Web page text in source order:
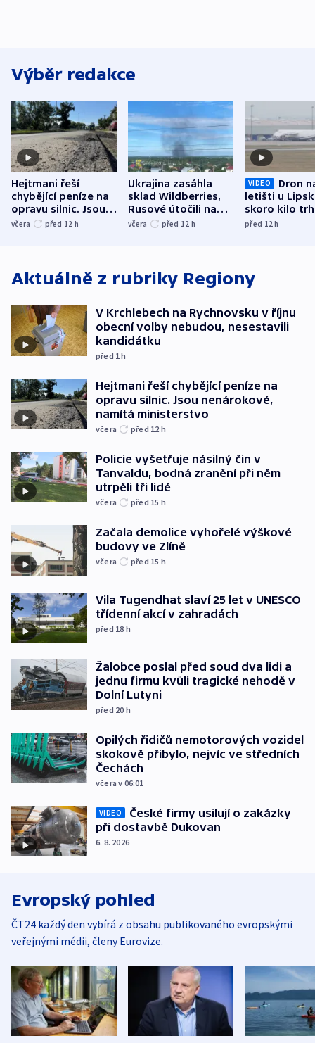
Výběr redakce
Hejtmani řeší
chybějící peníze na
opravu silnic. Jsou
nenárokové, namítá
včera před 12 h
Ukrajina zasáhla
sklad Wildberries,
Rusové útočili na
trh, hasiče či
včera před 12 h
VIDEO
Dron
letišti u
skoro kilo
indicie
před 12h
Aktuálně z rubriky Regiony
V Krchlebech na Rychnovsku v říjnu
obecní volby nebudou, nesestavili
kandidátku
před 1h
Hejtmani řeší chybějící peníze na
opravu silnic. Jsou nenárokové,
namítá ministerstvo
včera před 12 h
Policie vyšetřuje násilný čin v
Tanvaldu, bodná zranění při něm
utrpěli tři lidé
včera před 15 h
Začala demolice vyhořelé výškové
budovy ve Zlíně
včera před 15 h
Vila Tugendhat slaví 25 let v UNESCO
třídenní akcí v zahradách
před 18 h
Žalobce poslal před soud dva lidi a
jednu firmu kvůli tragické nehodě v
Dolní Lutyni
před 20 h
Opilých řidičů nemotorových vozidel
skokově přibylo, nejvíc ve středních
Čechách
včera v 06:01
VIDEO
České firmy usilují o zakázky
při dostavbě Dukovan
6. 8. 2026
Evropský pohled
ČT24 každý den vybírá z obsahu publikovaného evropskými
veřejnými médii, členy Eurovize.